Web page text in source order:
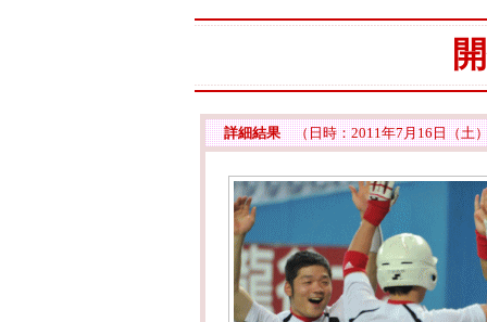
詳細結果（日時：2011年7月16日（土